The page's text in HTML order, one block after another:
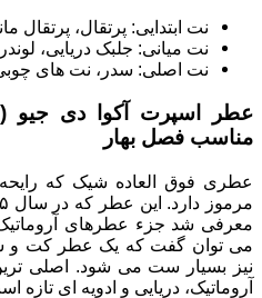
نت ابتدایی: پرتقال، پرتقال
نت میانی: جلبک دریایی،
نت اصلی: سدر، نت های
مناسب فصل بهار
عطری فوق العاده شیک که
معرفی شد جزء عطرهای
می توان گفت که یک عطر کت و
نیز بسیار ست می شود. اصلی ترین
آروماتیک، دریایی و ادویه ای تازه